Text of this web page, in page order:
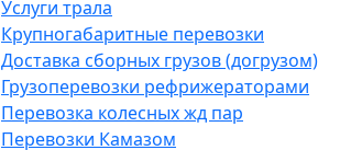
Услуги трала
Крупногабаритные перевозки
Доставка сборных грузов (догрузом)
Грузоперевозки рефрижераторами
Перевозка колесных жд пар
Перевозки Камазом